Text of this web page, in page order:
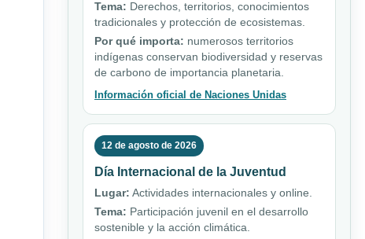
Tema: Derechos, territorios, conocimientos
tradicionales y protección de ecosistemas.
Por qué importa: numerosos territorios
indígenas conservan biodiversidad y reservas
de carbono de importancia planetaria.
Información oficial de Naciones Unidas
12 de agosto de 2026
Día Internacional de la Juventud
Lugar: Actividades internacionales y online.
Tema: Participación juvenil en el desarrollo
sostenible y la acción climática.